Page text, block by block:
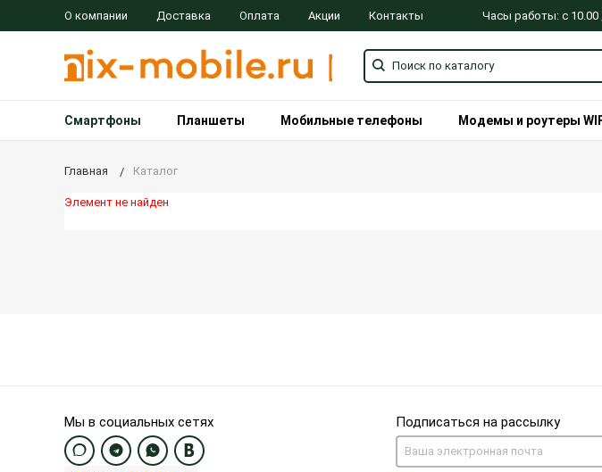
О компании Доставка Оплата Акции Контакты Часы работы: с 10.00
Смартфоны Планшеты Мобильные телефоны Модемы и роутеры
Главная Каталог
Элемент не найден
Мы в социальных сетях Подписаться на рассылку